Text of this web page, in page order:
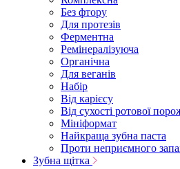
Без фтору
Для протезів
Ферментна
Ремінералізуюча
Органічна
Для веганів
Набір
Від карієсу
Від сухості ротової
Мініформат
Найкраща зубна паста
Проти неприємного
Зубна щітка